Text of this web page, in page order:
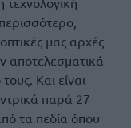
μας αρχές
Και είναι
παρά 27
τα πεδία όπου